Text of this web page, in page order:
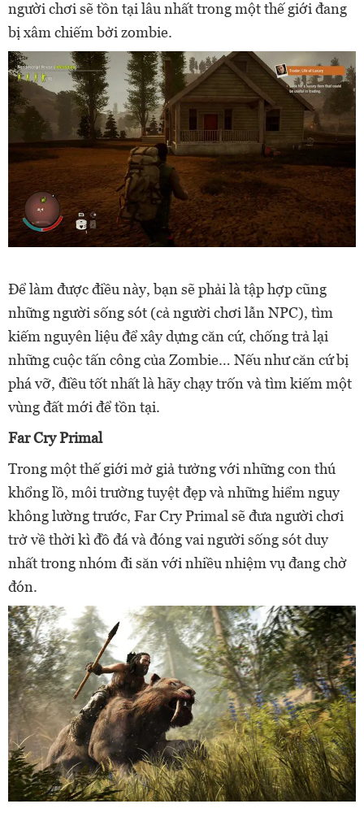
người chơi sẽ tồn tại lâu nhất trong một thế giới đang
bị xâm chiếm bởi zombie.
Để làm được điều này, bạn sẽ phải là tập hợp cũng
những người sống sót (cả người chơi lẫn NPC), tìm
kiếm nguyên liệu để xây dựng căn cứ, chống trả lại
những cuộc tấn công của Zombie… Nếu như căn cứ bị
phá vỡ, điều tốt nhất là hãy chạy trốn và tìm kiếm một
vùng đất mới để tồn tại.
Far Cry Primal
Trong một thế giới mở giả tưởng với những con thú
khổng lồ, môi trường tuyệt đẹp và những hiểm nguy
không lường trước, Far Cry Primal sẽ đưa người chơi
trở về thời kì đồ đá và đóng vai người sống sót duy
nhất trong nhóm đi săn với nhiều nhiệm vụ đang chờ
đón.